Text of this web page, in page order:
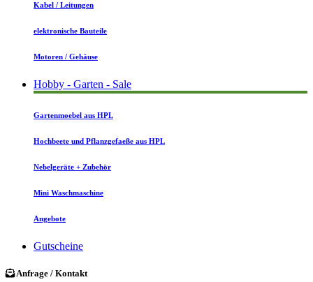
Kabel / Leitungen
elektronische Bauteile
Motoren / Gehäuse
Hobby - Garten - Sale
Gartenmoebel aus HPL
Hochbeete und Pflanzgefaeße aus HPL
Nebelgeräte + Zubehör
Mini Waschmaschine
Angebote
Gutscheine
Anfrage / Kontakt